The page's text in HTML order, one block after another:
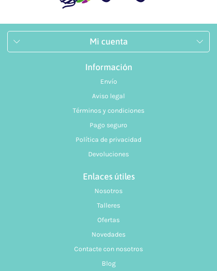
Mi cuenta
Información
Envío
Aviso legal
Términos y condiciones
Pago seguro
Política de privacidad
Devoluciones
Enlaces útiles
Nosotros
Talleres
Ofertas
Novedades
Contacte con nosotros
Blog